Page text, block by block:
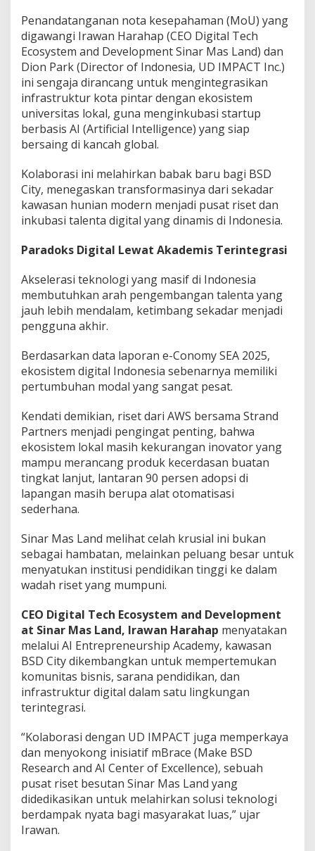
Penandatanganan nota kesepahaman (MoU) yang
digawangi Irawan Harahap (CEO Digital Tech
Ecosystem and Development Sinar Mas Land) dan
Dion Park (Director of Indonesia, UD IMPACT Inc.)
ini sengaja dirancang untuk mengintegrasikan
infrastruktur kota pintar dengan ekosistem
universitas lokal, guna menginkubasi startup
berbasis AI (Artificial Intelligence) yang siap
bersaing di kancah global.
Kolaborasi ini melahirkan babak baru bagi BSD
City, menegaskan transformasinya dari sekadar
kawasan hunian modern menjadi pusat riset dan
inkubasi talenta digital yang dinamis di Indonesia.
Paradoks Digital Lewat Akademis Terintegrasi
Akselerasi teknologi yang masif di Indonesia
membutuhkan arah pengembangan talenta yang
jauh lebih mendalam, ketimbang sekadar menjadi
pengguna akhir.
Berdasarkan data laporan e-Conomy SEA 2025,
ekosistem digital Indonesia sebenarnya memiliki
pertumbuhan modal yang sangat pesat.
Kendati demikian, riset dari AWS bersama Strand
Partners menjadi pengingat penting, bahwa
ekosistem lokal masih kekurangan inovator yang
mampu merancang produk kecerdasan buatan
tingkat lanjut, lantaran 90 persen adopsi di
lapangan masih berupa alat otomatisasi
sederhana.
Sinar Mas Land melihat celah krusial ini bukan
sebagai hambatan, melainkan peluang besar untuk
menyatukan institusi pendidikan tinggi ke dalam
wadah riset yang mumpuni.
CEO Digital Tech Ecosystem and Development
at Sinar Mas Land, Irawan Harahap menyatakan
melalui AI Entrepreneurship Academy, kawasan
BSD City dikembangkan untuk mempertemukan
komunitas bisnis, sarana pendidikan, dan
infrastruktur digital dalam satu lingkungan
terintegrasi.
“Kolaborasi dengan UD IMPACT juga memperkaya
dan menyokong inisiatif mBrace (Make BSD
Research and AI Center of Excellence), sebuah
pusat riset besutan Sinar Mas Land yang
didedikasikan untuk melahirkan solusi teknologi
berdampak nyata bagi masyarakat luas,” ujar
Irawan.